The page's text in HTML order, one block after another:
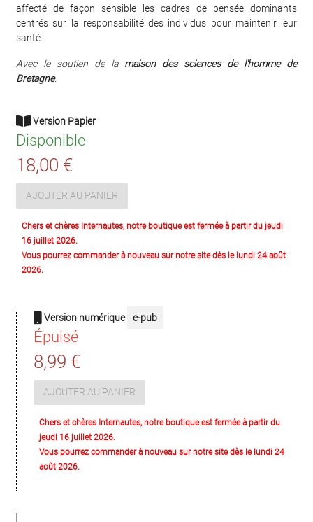
affecté de façon sensible les cadres de pensée dominants
centrés sur la responsabilité des individus pour maintenir leur
santé.
Avec le soutien de la maison des sciences de l'homme de
Bretagne.
Version Papier
Disponible
18,00 €
AJOUTER AU PANIER
Chers et chères Internautes, notre boutique est fermée à partir du jeudi
16 juillet 2026.
Vous pourrez commander à nouveau sur notre site dès le lundi 24 août
2026.
Version numérique e-pub
Épuisé
8,99 €
AJOUTER AU PANIER
Chers et chères Internautes, notre boutique est fermée à partir du
jeudi 16 juillet 2026.
Vous pourrez commander à nouveau sur notre site dès le lundi 24
août 2026.